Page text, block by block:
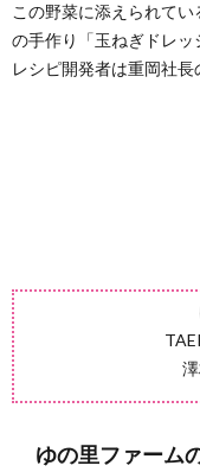
この野菜に添えられて
の手作り「玉ねぎドレッ
レシピ開発者は重岡社長
ゆの里ファーム